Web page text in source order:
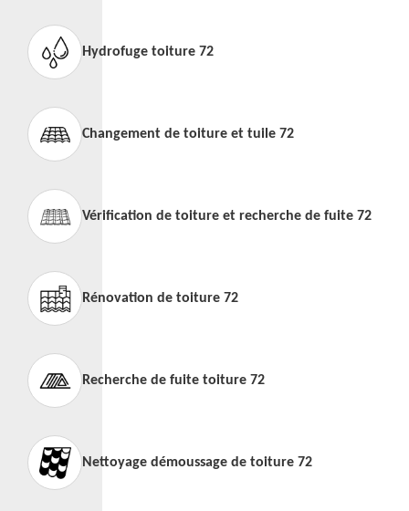
Hydrofuge toiture 72
Changement de toiture et tuile 72
Vérification de toiture et recherche de fuite 72
Rénovation de toiture 72
Recherche de fuite toiture 72
Nettoyage démoussage de toiture 72